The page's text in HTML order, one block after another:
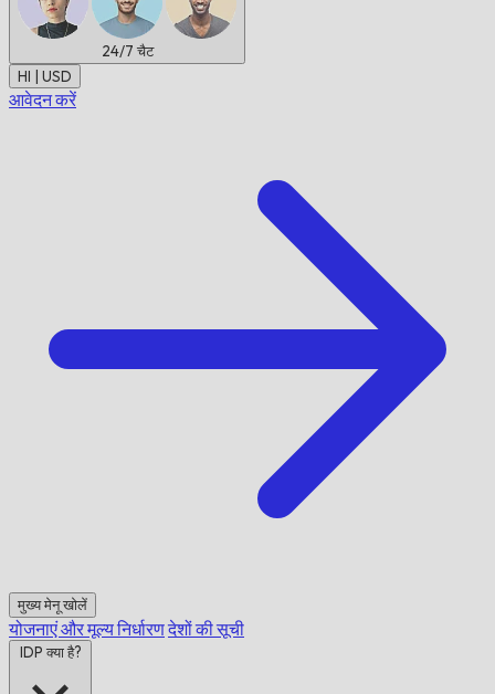
24/7 चैट
HI | USD
आवेदन करें
मुख्य मेनू खोलें
योजनाएं और मूल्य निर्धारणदेशों की सूची
IDP क्या है?